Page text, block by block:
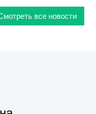
все новости